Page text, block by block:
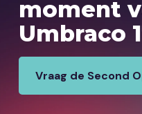
PRFT® werkwijze
Over ons
moment
Umbraco
Vraag de Second